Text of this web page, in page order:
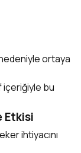
ortaya
içeriğiyle bu
Etkisi
ihtiyacını